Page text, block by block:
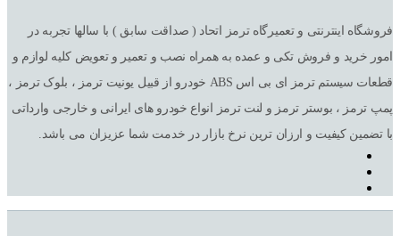
فروشگاه اینترنتی و تعمیرگاه ترمز اتحاد ( صداقت سابق ) با سالها تجربه در
امور خرید و فروش تکی و عمده به همراه نصب و تعمیر و تعویض کلیه لوازم و
قطعات سیستم ترمز ای بی اس ABS خودرو از قبیل یونیت ترمز ، بلوک ترمز ،
پمپ ترمز ، بوستر ترمز و لنت ترمز انواع خودرو های ایرانی و خارجی وارداتی
با تضمین کیفیت و ارزان ترین نرخ بازار در خدمت شما عزیزان می باشد.